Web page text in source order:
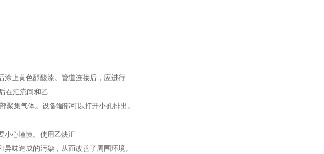
涂上黄色醇酸漆。管道连接后，应进行
在汇流间和乙
集气体。设备端部可以打开小孔排出。
小心谨慎。使用乙炔汇
味造成的污染，从而改善了周围环境。